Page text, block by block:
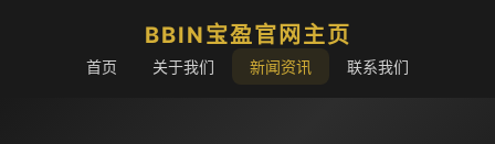
BBIN宝盈官网主页
首页 关于我们 新闻资讯 联系我们